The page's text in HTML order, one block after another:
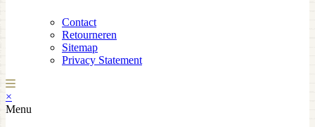
Contact
Retourneren
Sitemap
Privacy Statement
×
Menu